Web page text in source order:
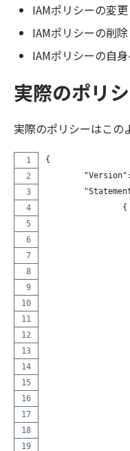
IAMポリシーの変更
IAMポリシーの削除
IAMポリシーの自
実際のポリ
実際のポリシーはこの
{
		{